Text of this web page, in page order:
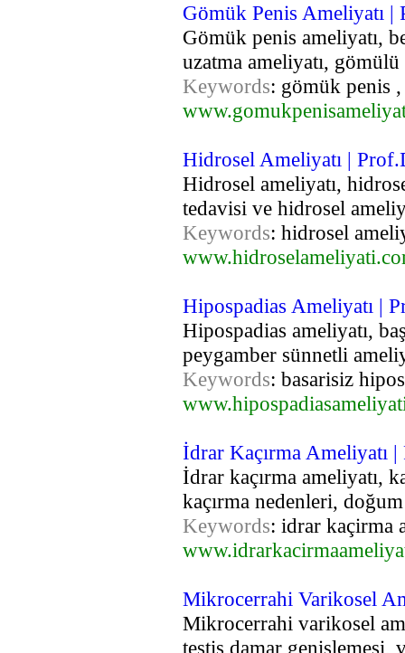
Gömük Penis Ameliyatı
Gömük penis ameliyatı,
uzatma ameliyatı,
Keywords: gömük penis
Hidrosel Ameliyatı |
Hidrosel ameliyatı,
tedavisi ve hidrosel
Keywords: hidrosel
Hipospadias Ameliyatı |
Hipospadias ameliyatı,
peygamber sünnetli
Keywords: basarisiz
İdrar Kaçırma Ameliyatı
İdrar kaçırma ameliyatı,
kaçırma nedenleri,
Keywords: idrar kaçirma
Mikrocerrahi Varikosel
Mikrocerrahi varikosel
testis damar genişlemesi,